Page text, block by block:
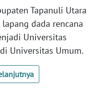
Tapanuli Utara
dada rencana
Universitas
Universitas Umum.